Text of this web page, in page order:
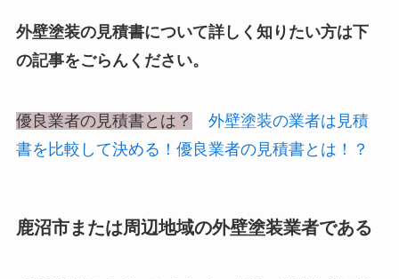
外壁塗装の見積書について詳しく知りたい方は下
の記事をごらんください。
優良業者の見積書とは？
外壁塗装の業者は見積
書を比較して決める！優良業者の見積書とは！？
鹿沼市または周辺地域の外壁塗装業者である